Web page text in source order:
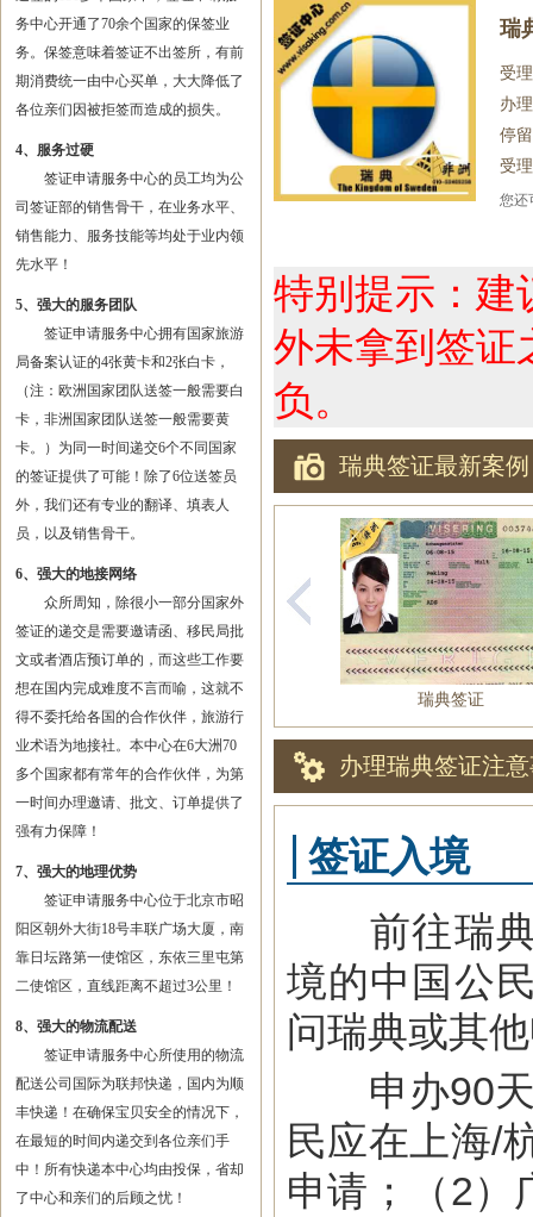
务中心开通了70余个国家的保签业
务。保签意味着签证不出签所，有前
期消费统一由中心买单，大大降低了
各位亲们因被拒签而造成的损失。
4、服务过硬
签证申请服务中心的员工均为公
司签证部的销售骨干，在业务水平、
销售能力、服务技能等均处于业内领
先水平！
5、强大的服务团队
签证申请服务中心拥有国家旅游
局备案认证的4张黄卡和2张白卡，
（注：欧洲国家团队送签一般需要白
卡，非洲国家团队送签一般需要黄
卡。）为同一时间递交6个不同国家
的签证提供了可能！除了6位送签员
外，我们还有专业的翻译、填表人
员，以及销售骨干。
6、强大的地接网络
众所周知，除很小一部分国家外
签证的递交是需要邀请函、移民局批
文或者酒店预订单的，而这些工作要
想在国内完成难度不言而喻，这就不
得不委托给各国的合作伙伴，旅游行
业术语为地接社。本中心在6大洲70
多个国家都有常年的合作伙伴，为第
一时间办理邀请、批文、订单提供了
强有力保障！
7、强大的地理优势
签证申请服务中心位于北京市昭
阳区朝外大街18号丰联广场大厦，南
靠日坛路第一使馆区，东依三里屯第
二使馆区，直线距离不超过3公里！
8、强大的物流配送
签证申请服务中心所使用的物流
配送公司国际为联邦快递，国内为顺
丰快递！在确保宝贝安全的情况下，
在最短的时间内递交到各位亲们手
中！所有快递本中心均由投保，省却
了中心和亲们的后顾之忧！
瑞
受
办
停
受
您
特别提示：建
外未拿到签证
负。
瑞典签证最新案例
瑞典签证
办理瑞典签证注
签证入境
前往瑞典
境的中国公
问瑞典或其
申办90天
民应在上海/
申请；（2）